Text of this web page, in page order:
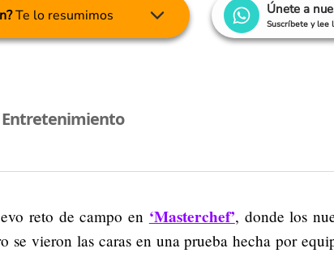
Te lo resumimos Únete a
Suscríbete y lee
Entretenimiento
reto de campo en ‘Masterchef’, donde los
se vieron las caras en una prueba hecha por